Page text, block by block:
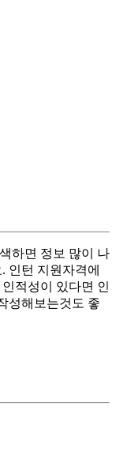
하면 정보 많이 나
인턴 지원자격에
적성이 있다면 인
성해보는것도 좋